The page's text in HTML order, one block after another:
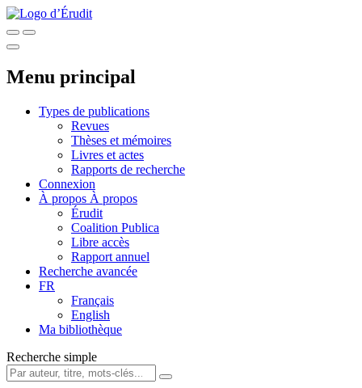
Menu principal
Types de publications
Revues
Thèses et mémoires
Livres et actes
Rapports de recherche
Connexion
À propos À propos
Érudit
Coalition Publica
Libre accès
Rapport annuel
Recherche avancée
FR
Français
English
Ma bibliothèque
Recherche simple